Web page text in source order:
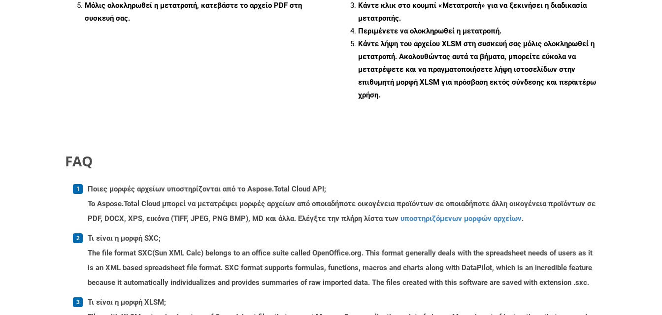
Μόλις ολοκληρωθεί η μετατροπή, κατεβάστε το αρχείο PDF στη
συσκευή σας.
Κάντε κλικ στο κουμπί «Μετατροπή» για να ξεκινήσει η διαδικασία
μετατροπής.
Περιμένετε να ολοκληρωθεί η μετατροπή.
Κάντε λήψη του αρχείου XLSM στη συσκευή σας μόλις ολοκληρωθεί η
μετατροπή. Ακολουθώντας αυτά τα βήματα, μπορείτε εύκολα να
μετατρέψετε και να πραγματοποιήσετε λήψη ιστοσελίδων στην
επιθυμητή μορφή XLSM για πρόσβαση εκτός σύνδεσης και περαιτέρω
χρήση.
FAQ
Ποιες μορφές αρχείων υποστηρίζονται από το Aspose.Total Cloud API;
Το Aspose.Total Cloud μπορεί να μετατρέψει μορφές αρχείων από οποιαδήποτε οικογένεια προϊόντων σε οποιαδήποτε άλλη οικογένεια προϊόντων σε
PDF, DOCX, XPS, εικόνα (TIFF, JPEG, PNG BMP), MD και άλλα. Ελέγξτε την πλήρη λίστα των υποστηριζόμενων μορφών αρχείων.
Τι είναι η μορφή SXC;
The file format SXC(Sun XML Calc) belongs to an office suite called OpenOffice.org. This format generally deals with the spreadsheet needs of users as it
is an XML based spreadsheet file format. SXC format supports formulas, functions, macros and charts along with DataPilot, which is an incredible feature
because it automatically individualizes and provides summaries of raw imported data. The files created with this software are saved with extension .sxc.
Τι είναι η μορφή XLSM;